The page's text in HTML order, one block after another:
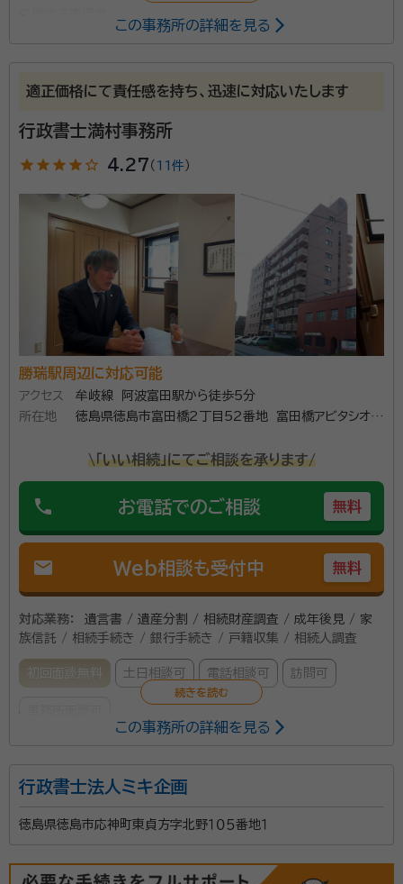
当事務所は、遺産分割や相続手続きをはじめ、幅広い分
野の業務を行っております。 徳島県庁に37年間勤務し
す。 ご相談の受付は平日午前10時から午後6時までで
すが、前もってご連絡いただければ、19時以降や土日の
相談もできます。 初回相談も無料ですのでお気軽にご
資格等： 行政書士
徳島県行政書士会
この事務所の詳細を見る
適正価格にて責任感を持ち、迅速に対応いたします
行政書士満村事務所
star star star star star_outline 4.27 （ 11件）
勝瑞駅周辺に対応可能
アクセス
牟岐線 阿波富田駅から徒歩5分
所在地
徳島県徳島市富田橋2丁目52番地 富田橋アビタシオン
\「いい相続」にてご相談を承ります/
phone お電話でのご相談 無料
mail Web相談も受付中 無料
対応業務：
遺言書 / 遺産分割 / 相続財産調査 / 成年後見 / 家
族信託 / 相続手続き / 銀行手続き / 戸籍収集 / 相続人調査
初回面談無料 土日相談可 電話相談可 訪問可
満村 哲司（みつむら てつじ）
2010年4月に開業。 柔道四段、2003WORLDMASTERS3位 柔術
この事務所の詳細を見る
行政書士法人ミキ企画
徳島県徳島市応神町東貞方字北野１０５番地１